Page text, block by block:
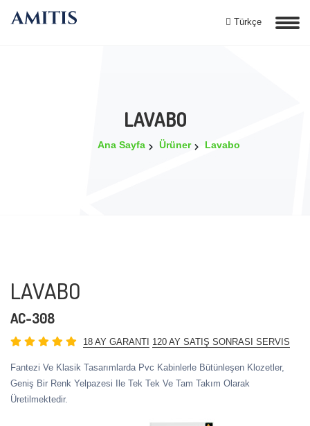
Türkçe
LAVABO
Ana Sayfa Ürüner Lavabo
LAVABO
AC-308
18 AY GARANTI 120 AY SATIŞ SONRASI SERVIS
Fantezi Ve Klasik Tasarımlarda Pvc Kabinlerle Bütünleşen Klozetler,
Geniş Bir Renk Yelpazesi Ile Tek Tek Ve Tam Takım Olarak
Üretilmektedir.